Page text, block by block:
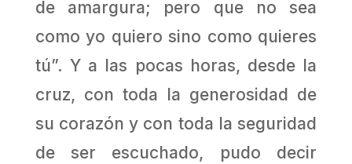
de amargura; pero que no sea
como yo quiero sino como quieres
tú”. Y a las pocas horas, desde la
cruz, con toda la generosidad de
su corazón y con toda la seguridad
de ser escuchado, pudo decir